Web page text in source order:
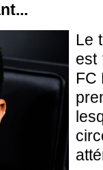
Le
est
FC